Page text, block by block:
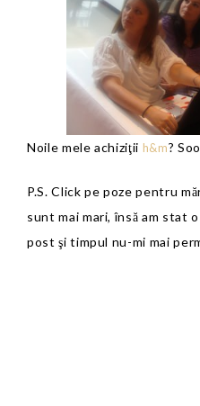
Noile mele achiziţii h&m?
P.S. Click pe poze pentru
sunt mai mari, însă am stat
post şi timpul nu-mi mai